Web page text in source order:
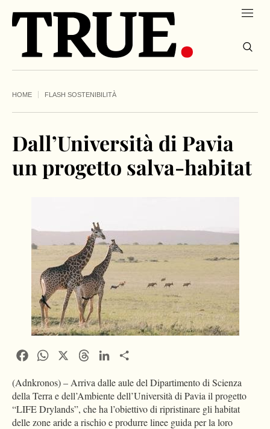
HOME FLASH SOSTENIBILITÀ
Dall’Università di Pavia
un progetto salva-habitat
FacebookWhatsApp ThreadsLinkedIn
(Adnkronos) – Arriva dalle aule del Dipartimento di Scienza
della Terra e dell’Ambiente dell’Università di Pavia il progetto
“LIFE Drylands”, che ha l’obiettivo di ripristinare gli habitat
delle zone aride a rischio e produrre linee guida per la loro